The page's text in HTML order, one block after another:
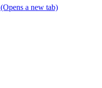
(Opens a new tab)